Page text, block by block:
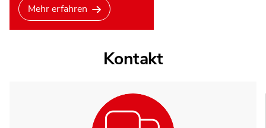
Mehr erfahren
Kontakt